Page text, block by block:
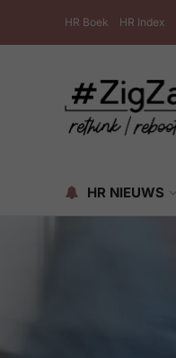
HR Boek HR Index
HR NIEUWS